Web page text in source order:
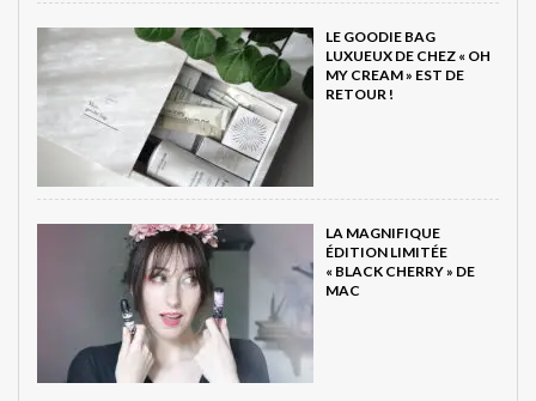
LE GOODIE BAG
LUXUEUX DE CHEZ « OH
MY CREAM » EST DE
RETOUR !
LA MAGNIFIQUE
ÉDITION LIMITÉE
« BLACK CHERRY » DE
MAC